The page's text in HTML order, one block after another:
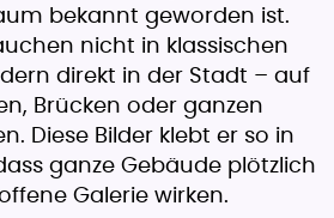
bekannt geworden ist.
nicht in klassischen
direkt in der Stadt – auf
Brücken oder ganzen
Diese Bilder klebt er so in
ganze Gebäude plötzlich
Galerie wirken.